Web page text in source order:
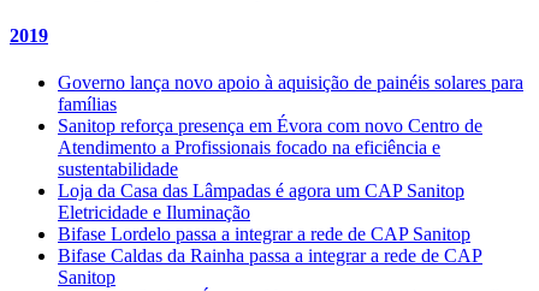
2019
Governo lança novo apoio à aquisição de painéis solares para
famílias
Sanitop reforça presença em Évora com novo Centro de
Atendimento a Profissionais focado na eficiência e
sustentabilidade
Loja da Casa das Lâmpadas é agora um CAP Sanitop
Eletricidade e Iluminação
Bifase Lordelo passa a integrar a rede de CAP Sanitop
Bifase Caldas da Rainha passa a integrar a rede de CAP
Sanitop